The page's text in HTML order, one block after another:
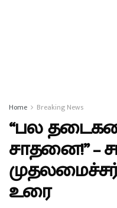
Home Breaking News
“பல
சாதனை!” –
உரை